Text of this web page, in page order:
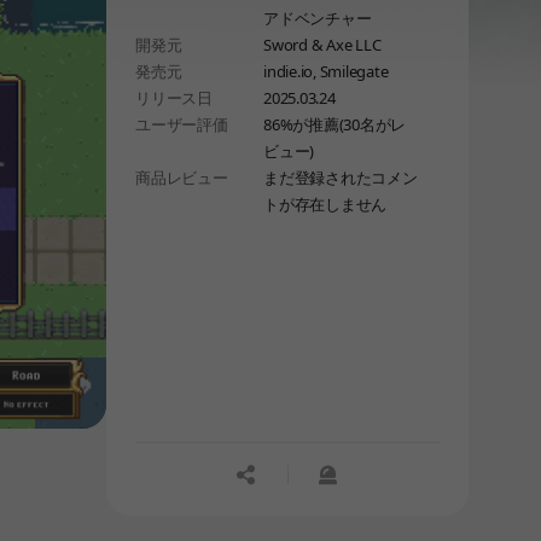
turn-based battles, and watch
hardship forge iron into steel.
アドベンチャー
開発元
Sword & Axe LLC
発売元
indie.io, Smilegate
リリース日
2025.03.24
ユーザー評価
86%が推薦(30名がレ
ビュー)
商品レビュー
まだ登録されたコメン
トが存在しません
공유하기신고하기